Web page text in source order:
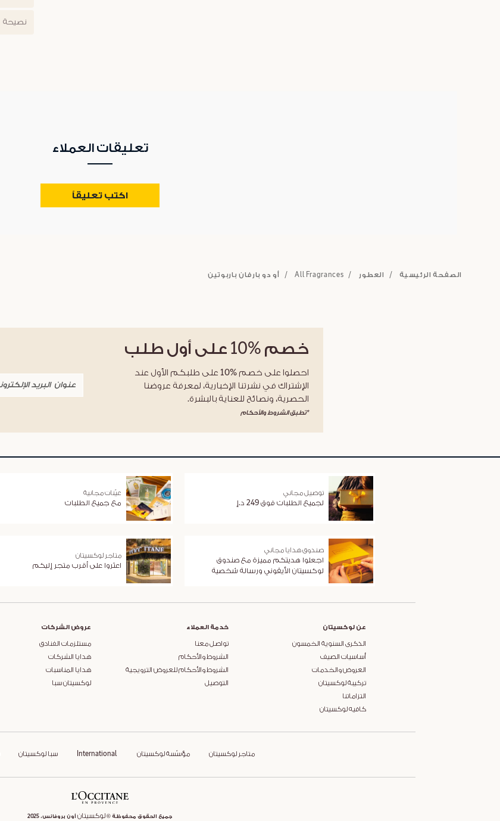
نصيحة
تعليقات العملاء
اكتب تعليقاً
الصفحة الرئيسية العطور All Fragrances أو دو بارفان باربوتين
خصم %10 على أول طلب
احصلوا على خصم %10 على طلبكم الأول عند
الإشتراك في نشرتنا الإخبارية، لمعرفة عروضنا
الحصرية، ونصائح للعناية بالبشرة.
*تطبق الشروط والأحكام
توصيل مجاني
لجميع الطلبات فوق 249 د.إ
عيّنات مجانية
مع جميع الطلبات
صندوق هدايا مجاني
اجعلوا هديتكم مميزة مع صندوق
لوكسيتان الأيقوني ورسالة شخصية
متاجر لوكسيتان
اعثروا على أقرب متجر إليكم
عن لوكسيتان
الذكرى السنوية الخمسون
أساسيات الصيف
العروض والخدمات
تركيبة لوكسيتان
التزاماتنا
كافيه لوكسيتان
خدمة العملاء
تواصل معنا
الشروط والأحكام
الشروط والأحكام للعروض الترويجية
التوصيل
عروض الشركات
مستلزمات الفنادق
هدايا الشركات
هدايا المناسبات
لوكسيتان سبا
متاجر لوكسيتان مؤسّسة لوكسيتان International سبا لوكسيتان
جميع الحقوق محفوظة © لوكسيتان أون بروفانس، 2025